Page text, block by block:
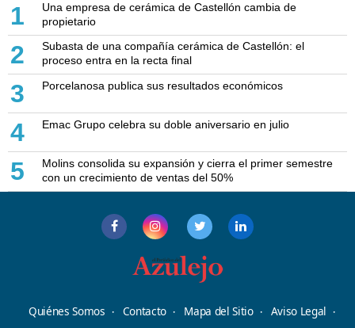
1
Una empresa de cerámica de Castellón cambia de
propietario
2
Subasta de una compañía cerámica de Castellón: el
proceso entra en la recta final
3 Porcelanosa publica sus resultados económicos
4 Emac Grupo celebra su doble aniversario en julio
5
Molins consolida su expansión y cierra el primer semestre
con un crecimiento de ventas del 50%
Quiénes Somos Contacto Mapa del Sitio
Aviso Legal